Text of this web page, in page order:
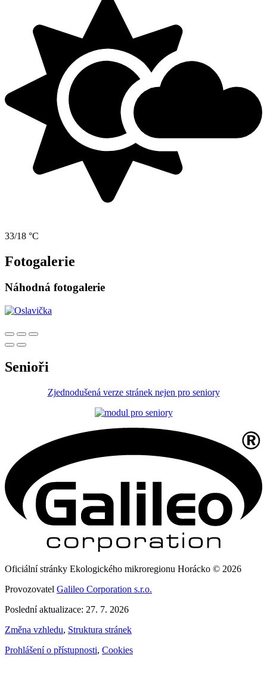
33/18 °C
Fotogalerie
Náhodná fotogalerie
Senioři
Zjednodušená verze stránek nejen pro seniory
Oficiální stránky Ekologického mikroregionu Horácko © 2026
Provozovatel Galileo Corporation s.r.o.
Poslední aktualizace: 27. 7. 2026
Změna vzhledu, Struktura stránek
Prohlášení o přístupnosti, Cookies